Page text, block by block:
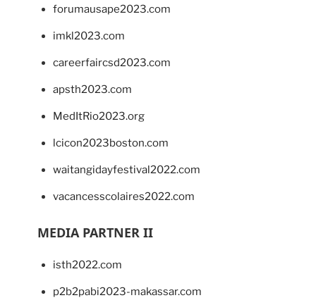
forumausape2023.com
imkl2023.com
careerfaircsd2023.com
apsth2023.com
MedItRio2023.org
lcicon2023boston.com
waitangidayfestival2022.com
vacancesscolaires2022.com
MEDIA PARTNER II
isth2022.com
p2b2pabi2023-makassar.com